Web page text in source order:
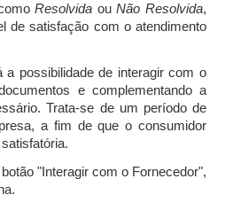
Resolvida ouNão Resolvida,
de satisfação com o atendimento
a possibilidade de interagir com o
e complementando a
Trata-se de um período de
a fim de que o consumidor
"Interagir com o Fornecedor",